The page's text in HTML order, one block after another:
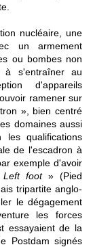
nucléaire, une
un armement
ou bombes non
à s'entraîner au
d'appareils
ramener sur
», bien centré
domaines aussi
les qualifications
de l'escadron à
exemple d'avoir
Left foot» (Pied
tripartite anglo-
le dégagement
les forces
essayaient de la
Postdam signés